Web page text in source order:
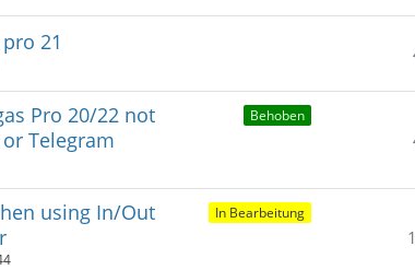
21
Behoben
Pro 20/22 not
Telegram
In Bearbeitung
using In/Out